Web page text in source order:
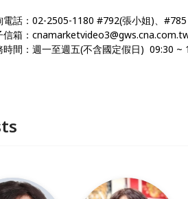
電話：02-2505-1180 #792(張小姐)、#785
信箱：
時間：週一至週五(不含國定假日) 09:30 ~